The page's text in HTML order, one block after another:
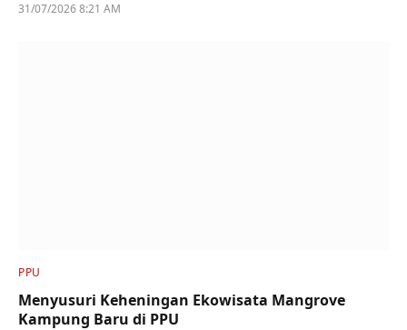
31/07/2026 8:21 AM
PPU
Menyusuri Keheningan Ekowisata Mangrove
Kampung Baru di PPU